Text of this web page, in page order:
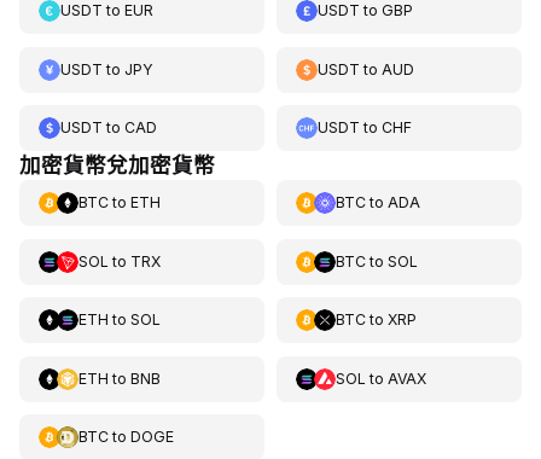
USDT to EUR USDT toGBP
USDT to JPY USDT to AUD
USDT to CAD USDT toCHF
加密貨幣兌加密貨幣
BTCto ETH BTCto ADA
SOL to TRX BTCto SOL
ETH to SOL BTCto XRP
ETH to BNB SOL to AVAX
BTCto DOGE